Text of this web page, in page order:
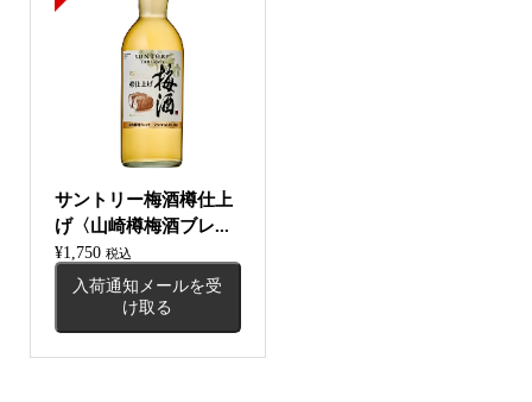
サントリー梅酒樽仕上
げ〈山崎樽梅酒ブレ...
¥1,750 税込
入荷通知メールを受
け取る